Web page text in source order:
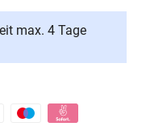
max. 4 Tage